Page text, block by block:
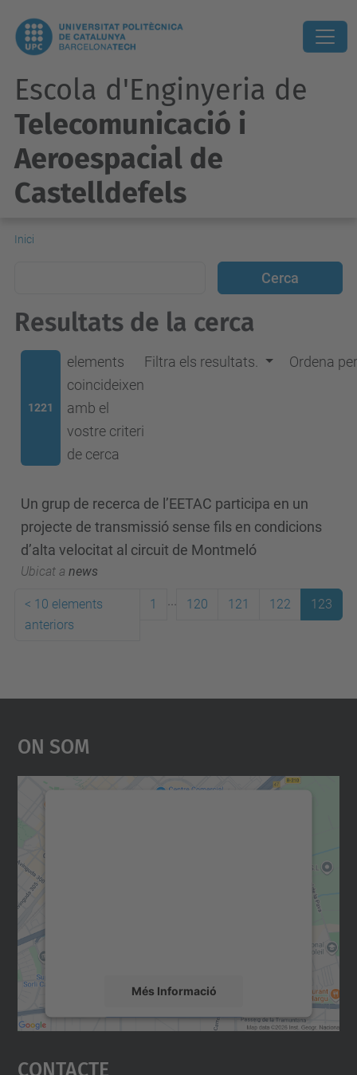
Escola d'Enginyeria de
Telecomunicació i
Aeroespacial de
Castelldefels
Inici
Resultats de la cerca
1221
elements
coincideixen
amb el
vostre criteri
de cerca
Filtra els resultats. Ordena
Un grup de recerca de l’EETAC participa en un
projecte de transmissió sense fils en condicions
d’alta velocitat al circuit de Montmeló
Ubicat a news
< 10 elements
anteriors
1 120 121 122 123
On Som
Més Informació
Accepta
powered by
Contacte